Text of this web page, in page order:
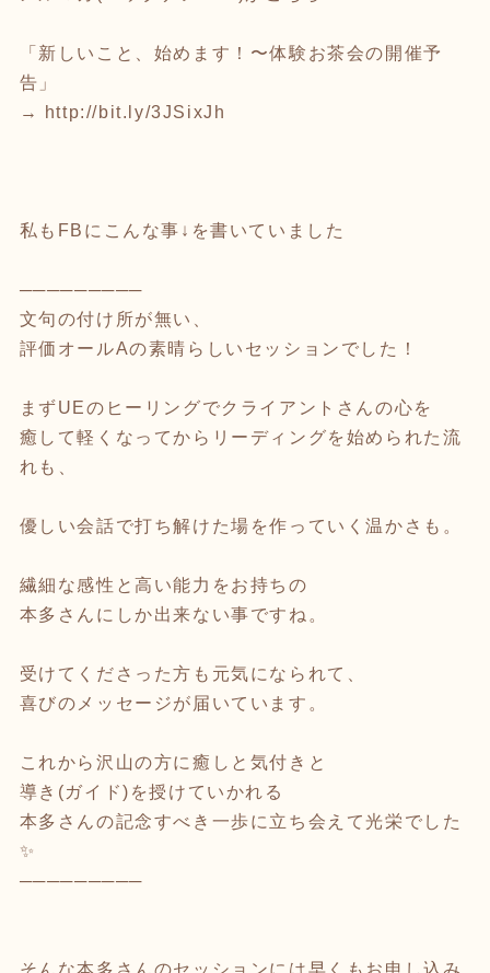
「新しいこと、始めます！〜体験お茶会の開催予
告」
→
http://bit.ly/3JSixJh
私もFBにこんな事↓を書いていました
─────────
文句の付け所が無い、
評価オールAの素晴らしいセッションでした！
まずUEのヒーリングでクライアントさんの心を
癒して軽くなってからリーディングを始められた流
れも、
優しい会話で打ち解けた場を作っていく温かさも。
繊細な感性と高い能力をお持ちの
本多さんにしか出来ない事ですね。
受けてくださった方も元気になられて、
喜びのメッセージが届いています。
これから沢山の方に癒しと気付きと
導き(ガイド)を授けていかれる
本多さんの記念すべき一歩に立ち会えて光栄でした
✨
─────────
そんな本多さんのセッションには早くもお申し込み